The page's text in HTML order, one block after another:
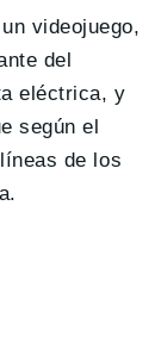
videojuego,
del
eléctrica, y
según el
de los